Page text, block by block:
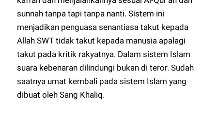
sunnah tanpa tapi tanpa nanti. Sistem ini
menjadikan penguasa senantiasa takut kepada
Allah SWT tidak takut kepada manusia apalagi
takut pada kritik rakyatnya. Dalam sistem Islam
suara kebenaran dilindungi bukan di teror. Sudah
saatnya umat kembali pada sistem Islam yang
dibuat oleh Sang Khaliq.